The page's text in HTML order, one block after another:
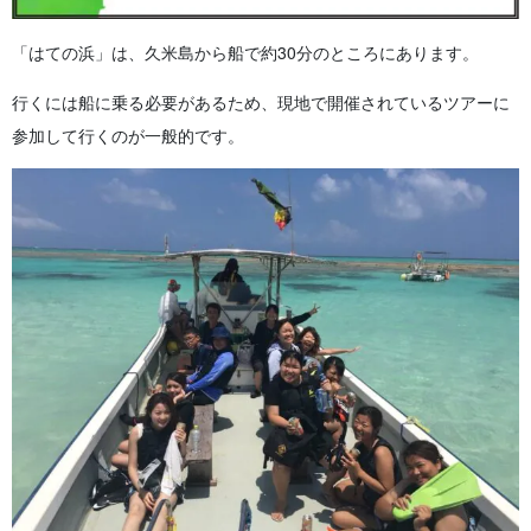
「はての浜」は、久米島から船で約30分のところにあります。
行くには船に乗る必要があるため、現地で開催されているツアーに
参加して行くのが一般的です。